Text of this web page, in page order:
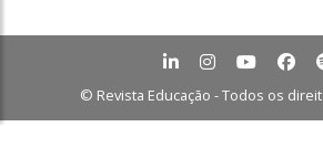
© Revista Educação - Todos os